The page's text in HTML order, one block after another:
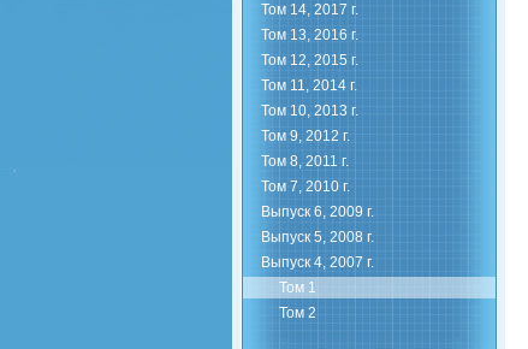
Том 14, 2017 г.
Том 13, 2016 г.
Том 12, 2015 г.
Том 11, 2014 г.
Том 10, 2013 г.
Том 9, 2012 г.
Том 8, 2011 г.
Том 7, 2010 г.
Выпуск 6, 2009 г.
Выпуск 5, 2008 г.
Выпуск 4, 2007 г.
Том 1
Том 2